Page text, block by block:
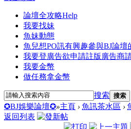
論壇全攻略Help
我要找妹
魚妹動態
魚兒想PO訊有興趣參與BJ論壇
我要登廣告欲申請註版廣告商
我要金幣
做任務拿金幣
搜索 搜索
✪BJ娛樂論壇✪»主頁 › 魚訊茶水區 ›
返回列表